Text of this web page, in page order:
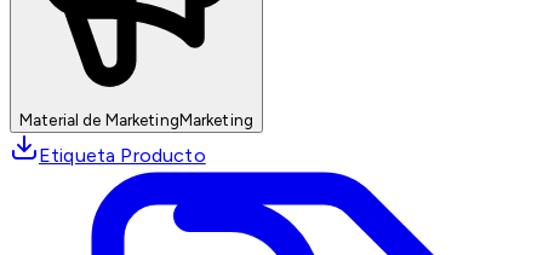
Material de MarketingMarketing
Etiqueta Producto